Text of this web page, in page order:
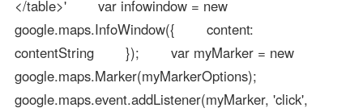
</table>' var infowindow = new
google.maps.InfoWindow({ content:
contentString }); var myMarker = new
google.maps.Marker(myMarkerOptions);
google.maps.event.addListener(myMarker, 'click',